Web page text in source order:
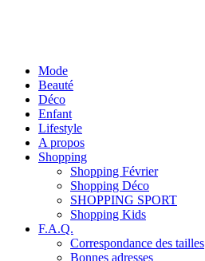
Mode
Beauté
Déco
Enfant
Lifestyle
A propos
Shopping
Shopping Février
Shopping Déco
SHOPPING SPORT
Shopping Kids
F.A.Q.
Correspondance des tailles
Bonnes adresses